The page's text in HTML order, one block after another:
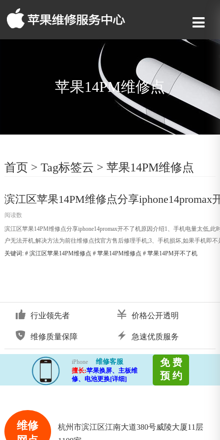
苹果14PM维修点
首页 > Tag标签云 > 苹果14PM维修点
滨江区苹果14PM维修点分享iphone14promax
阅读数
滨江区苹果14PM维修点分享iphone14promax开不了机原因介绍1、手机电量太低,
户无法开机,解决方法为前往维修点找官方售后修理手机;3、手机损坏,如果手机即
关键词: # 滨江区苹果14PM维修点 # 苹果14PM维修点 # 苹果14PM开不了机
行业领先者 价格公开透明
维修质量保障 急速优质服务
iPhone
维修客服
擅长:苹果换屏、主板维
修、电池更换[详细]
免 费
预 约
维修
杭州市滨江区江南大道380号威陵大厦11层